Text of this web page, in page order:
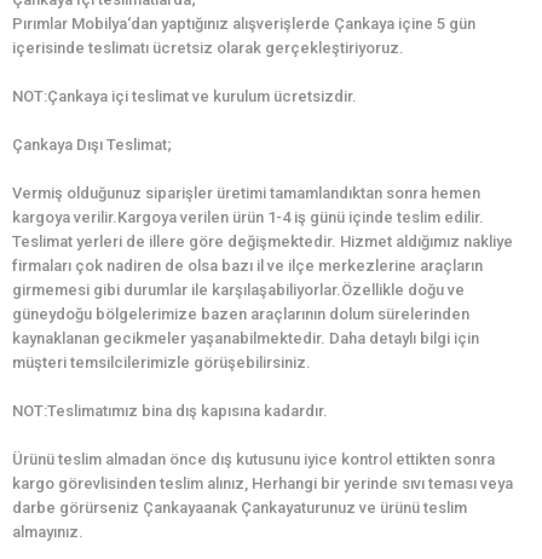
Pırımlar Mobilya‘dan yaptığınız alışverişlerde Çankaya içine 5 gün
içerisinde teslimatı ücretsiz olarak gerçekleştiriyoruz.
NOT:Çankaya içi teslimat ve kurulum ücretsizdir.
Çankaya Dışı Teslimat;
Vermiş olduğunuz siparişler üretimi tamamlandıktan sonra hemen
kargoya verilir.Kargoya verilen ürün 1-4 iş günü içinde teslim edilir.
Teslimat yerleri de illere göre değişmektedir. Hizmet aldığımız nakliye
firmaları çok nadiren de olsa bazı il ve ilçe merkezlerine araçların
girmemesi gibi durumlar ile karşılaşabiliyorlar.Özellikle doğu ve
güneydoğu bölgelerimize bazen araçlarının dolum sürelerinden
kaynaklanan gecikmeler yaşanabilmektedir. Daha detaylı bilgi için
müşteri temsilcilerimizle görüşebilirsiniz.
NOT:Teslimatımız bina dış kapısına kadardır.
Ürünü teslim almadan önce dış kutusunu iyice kontrol ettikten sonra
kargo görevlisinden teslim alınız, Herhangi bir yerinde sıvı teması veya
darbe görürseniz Çankayaanak Çankayaturunuz ve ürünü teslim
almayınız.